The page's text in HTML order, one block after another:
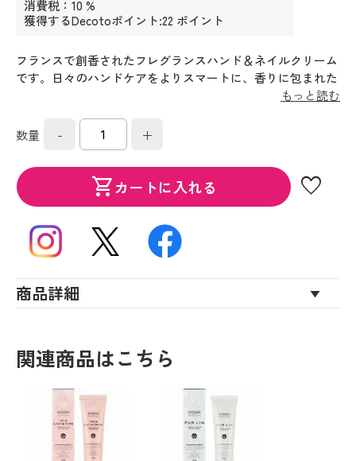
消費税：10 %
獲得するDecotoポイント:22 ポイント
フランスで創香されたフレグランスハンド＆ネイルクリーム
です。日々のハンドケアをよりスマートに、香りに包まれた
心弾むひと時をお届けします。オレンジフラワーの清楚なホ
もっと読む
数量 - +
shopping_cartカートに入れる favorite
商品詳細
関連商品はこちら